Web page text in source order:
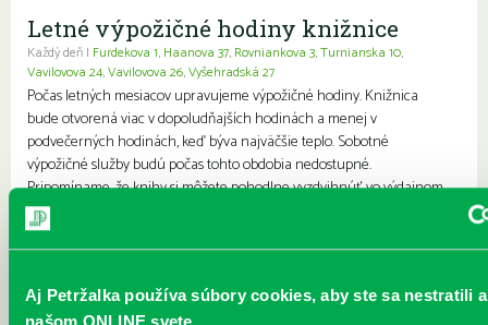
Aj Petržalka používa súbory cookies, aby ste sa nestratili
našom ONLINE svete
Letné výpožičné hodiny knižnice
Každý deň | Furdekova 1, Haanova 37, Rovniankova 3,Turnianska 10,
Vavilovova 24,Vavilovova 26,Vyšehradská 27
Počas letných mesiacov upravujeme výpožičné hodiny. Knižnica
bude otvorená viac v dopoludňajších hodinách a menej v
podvečerných hodinách, keď býva najväčšie teplo. Sobotné
výpožičné služby budú počas tohto obdobia nedostupné.
Pripomíname, že knihy si môžete pohodlne vyzdvihnúť vo výdajnom
boxe pri petržalskej plavárni – k dispozícii je nepretržite, 24 hodín
denne, 7 dní v týždni. Ďakujeme za pochopenie a prajeme vám
krásne leto plné skvelého čítania....Viac
Prečítané leto v petržalskej knižnici